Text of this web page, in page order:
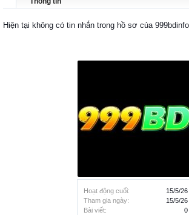
Hoạt động cuối:
15/5/26
Tham gia ngày:
15/5/26
Bài viết:
0
Hiện tại không có tin nhắn trong hồ sơ của